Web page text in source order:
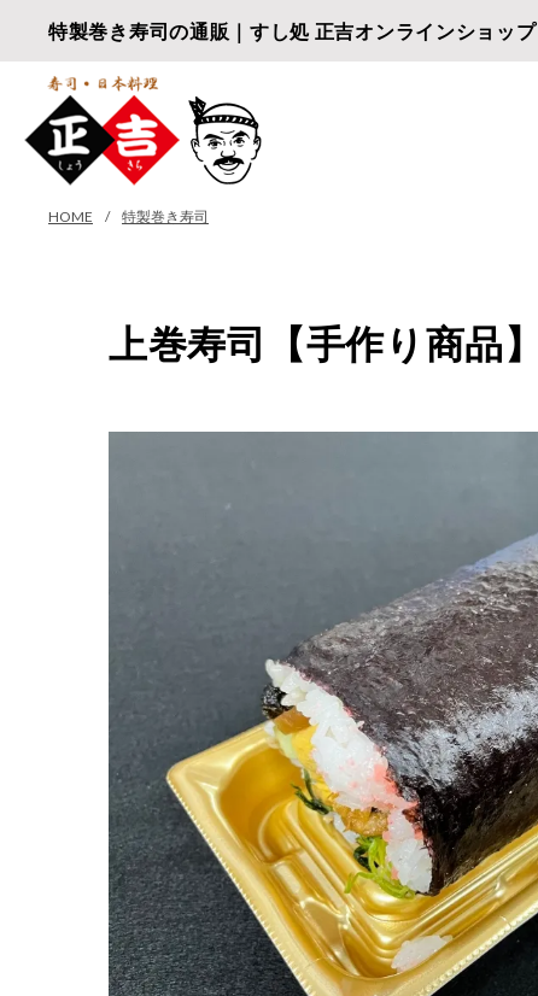
特製巻き寿司の通販｜すし処 正吉オンラインショップ
HOME 特製巻き寿司
上巻寿司【手作り商品】